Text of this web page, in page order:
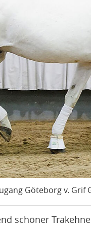
Göteborg v. Grif
schöner